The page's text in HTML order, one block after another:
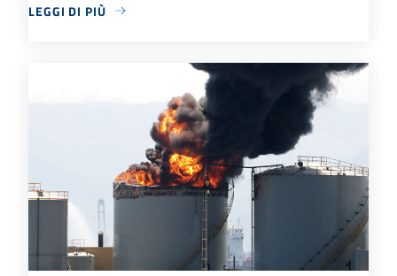
LEGGI DI PIÙ